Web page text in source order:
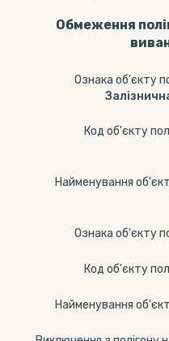
Обмеження
Ознака об'єкту
Код об'єкту
Найменування
Ознака об'єкту
Код об'єкту
Найменування